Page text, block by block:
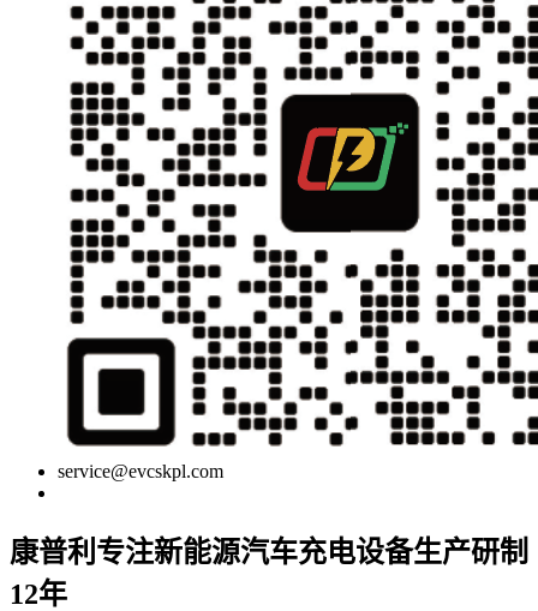
service@evcskpl.com
康普利专注新能源汽车充电设备生产研制
12年